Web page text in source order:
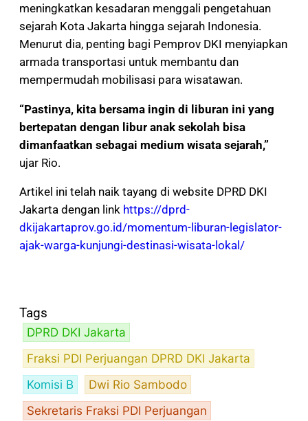
meningkatkan kesadaran menggali pengetahuan
sejarah Kota Jakarta hingga sejarah Indonesia.
Menurut dia, penting bagi Pemprov DKI menyiapkan
armada transportasi untuk membantu dan
mempermudah mobilisasi para wisatawan.
“Pastinya, kita bersama ingin di liburan ini yang
bertepatan dengan libur anak sekolah bisa
dimanfaatkan sebagai medium wisata sejarah,”
ujar Rio.
Artikel ini telah naik tayang di website DPRD DKI
Jakarta dengan link https://dprd-
dkijakartaprov.go.id/momentum-liburan-legislator-
ajak-warga-kunjungi-destinasi-wisata-lokal/
Tags
DPRD DKI Jakarta
Fraksi PDI Perjuangan DPRD DKI Jakarta
Komisi B
Dwi Rio Sambodo
Sekretaris Fraksi PDI Perjuangan